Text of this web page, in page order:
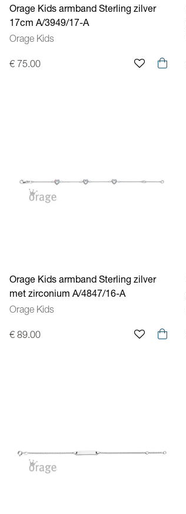
Orage Kids armband Sterling zilver
17cm A/3949/17-A
Orage Kids
€ 75.00
Orage Kids armband Sterling zilver
met zirconium A/4847/16-A
Orage Kids
€ 89.00